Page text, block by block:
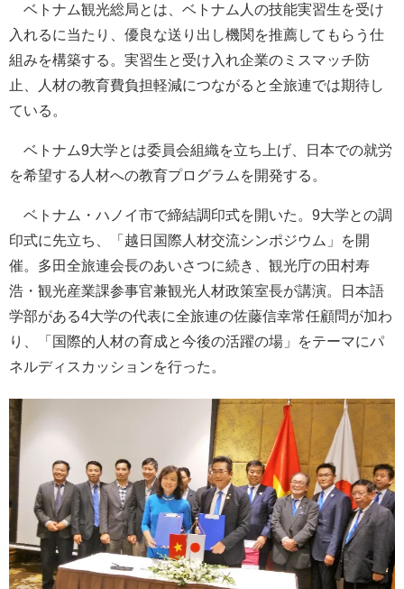
ベトナム観光総局とは、ベトナム人の技能実習生を受け
入れるに当たり、優良な送り出し機関を推薦してもらう仕
組みを構築する。実習生と受け入れ企業のミスマッチ防
止、人材の教育費負担軽減につながると全旅連では期待し
ている。
ベトナム9大学とは委員会組織を立ち上げ、日本での就労
を希望する人材への教育プログラムを開発する。
ベトナム・ハノイ市で締結調印式を開いた。9大学との調
印式に先立ち、「越日国際人材交流シンポジウム」を開
催。多田全旅連会長のあいさつに続き、観光庁の田村寿
浩・観光産業課参事官兼観光人材政策室長が講演。日本語
学部がある4大学の代表に全旅連の佐藤信幸常任顧問が加わ
り、「国際的人材の育成と今後の活躍の場」をテーマにパ
ネルディスカッションを行った。